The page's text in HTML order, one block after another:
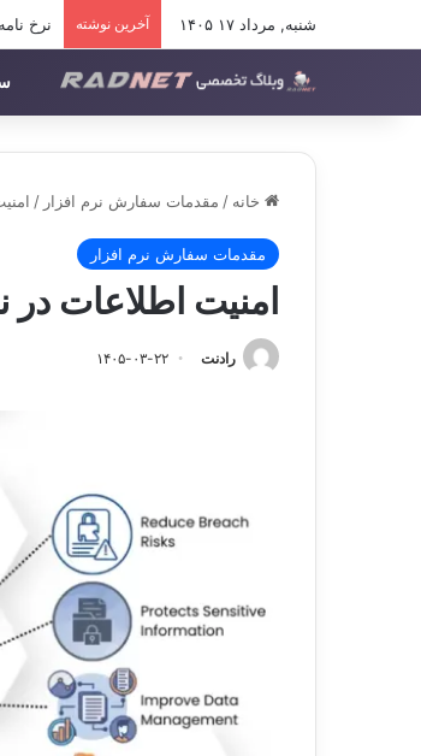
شنبه, مرداد ۱۷ ۱۴۰۵ آخرین نوشته نرخ نامه
خانه / مقدمات سفارش نرم افزار /
مقدمات سفارش نرم افزار
امنیت اطلاعات در
رادنت ۱۴۰۵-۰۳-۲۲